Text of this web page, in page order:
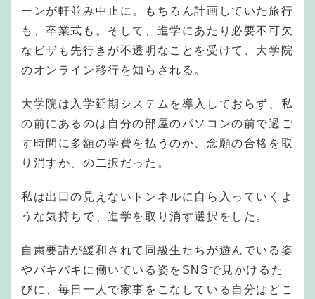
ーンが軒並み中止に。もちろん計画していた旅行
も、卒業式も。そして、進学にあたり必要不可欠
なビザも先行きが不透明なことを受けて、大学院
のオンライン移行を知らされる。
大学院は入学延期システムを導入しておらず、私
の前にあるのは自分の部屋のパソコンの前で過ご
す時間に多額の学費を払うのか、念願の合格を取
り消すか、の二択だった。
私は出口の見えないトンネルに自ら入っていくよ
うな気持ちで、進学を取り消す選択をした。
自粛要請が緩和されて同級生たちが遊んでいる姿
やバキバキに働いている姿をSNSで見かけるた
びに、毎日一人で家事をこなしている自分はどこ